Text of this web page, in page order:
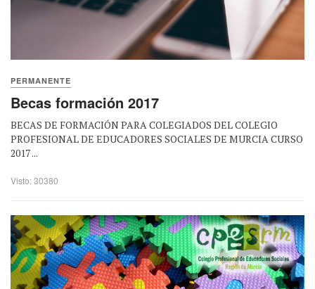
PERMANENTE
Becas formación 2017
BECAS DE FORMACIÓN PARA COLEGIADOS DEL COLEGIO
PROFESIONAL DE EDUCADORES SOCIALES DE MURCIA CURSO
2017 ...
Visto: 30380